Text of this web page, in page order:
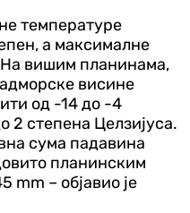
температуре
а максималне
вишим планинама,
висине
од -14 до -4
2 степена Целзијуса.
сума падавина
планинским
mm – објавио је